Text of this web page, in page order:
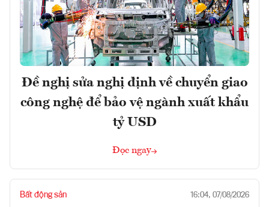
Đề nghị sửa nghị định về chuyển giao
công nghệ để bảo vệ ngành xuất khẩu
tỷ USD
Đọc ngay
Bất động sản 16:04, 07/08/2026